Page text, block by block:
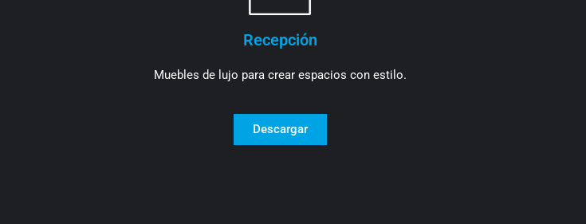
Recepción
Muebles de lujo para crear espacios con estilo.
Descargar